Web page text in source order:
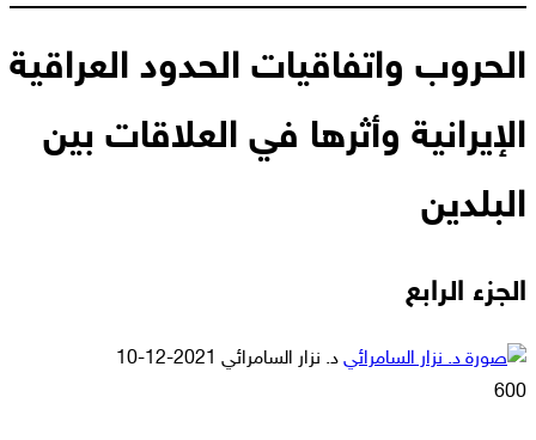
الحروب واتفاقيات الحدود العراقية
الإيرانية وأثرها في العلاقات بين
البلدين
الجزء الرابع
د. نزار السامرائي أرسل
2021-12-10
600